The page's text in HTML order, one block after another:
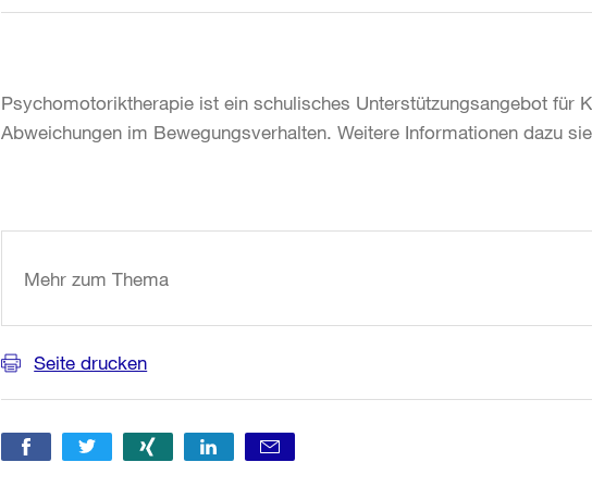
Psychomotoriktherapie ist ein schulisches Unterstützungsangebot für
Abweichungen im Bewegungsverhalten. Weitere Informationen dazu
Mehr zum Thema
Seite drucken